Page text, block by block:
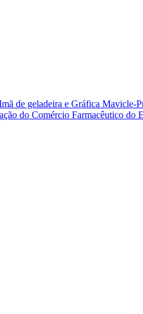
de geladeira e Gráfica Mavicle-
do Comércio Farmacêutico do